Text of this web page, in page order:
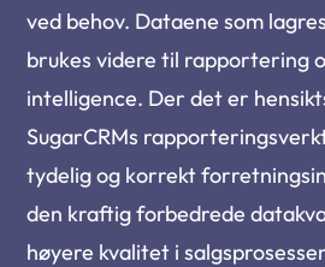
ved behov. Dataene som
brukes videre til rapportering
intelligence. Der det er
SugarCRMs
tydelig og korrekt
den kraftig forbedrede
høyere kvalitet i